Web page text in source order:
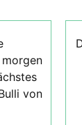
von